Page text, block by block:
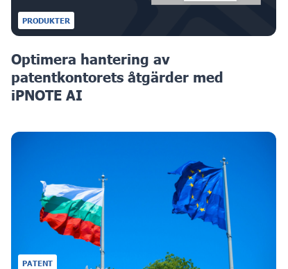
PRODUKTER
Optimera hantering av
patentkontorets åtgärder med
iPNOTE AI
PATENT